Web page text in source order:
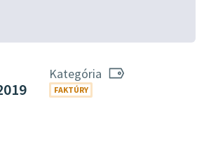
Kategória
FAKTÚRY